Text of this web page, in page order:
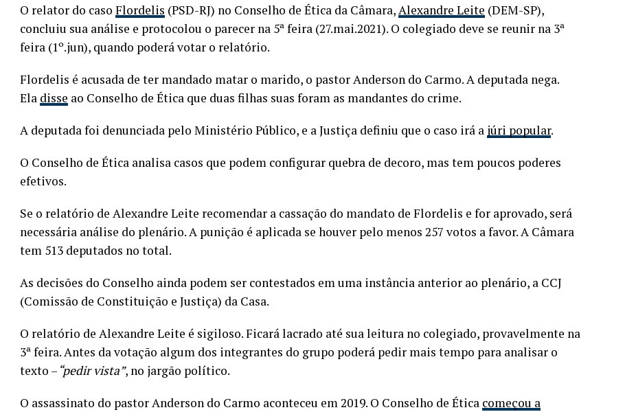
O relator do caso Flordelis (PSD-RJ) no Conselho de Ética da Câmara,Alexandre Leite (DEM-SP),
concluiu sua análise e protocolou o parecer na 5ª feira (27.mai.2021). O colegiado deve se reunir na 3ª
feira (1º.jun), quando poderá votar o relatório.
Flordelis é acusada de ter mandado matar o marido, o pastor Anderson do Carmo. A deputada nega.
Ela disse ao Conselho de Ética que duas filhas suas foram as mandantes do crime.
A deputada foi denunciada pelo Ministério Público, e a Justiça definiu que o caso irá a júri popular.
O Conselho de Ética analisa casos que podem configurar quebra de decoro, mas tem poucos poderes
efetivos.
Se o relatório de Alexandre Leite recomendar a cassação do mandato de Flordelis e for aprovado, será
necessária análise do plenário. A punição é aplicada se houver pelo menos 257 votos a favor. A Câmara
tem 513 deputados no total.
As decisões do Conselho ainda podem ser contestados em uma instância anterior ao plenário, a CCJ
(Comissão de Constituição e Justiça) da Casa.
O relatório de Alexandre Leite é sigiloso. Ficará lacrado até sua leitura no colegiado, provavelmente na
3ª feira. Antes da votação algum dos integrantes do grupo poderá pedir mais tempo para analisar o
texto – “pedir vista”, no jargão político.
O assassinato do pastor Anderson do Carmo aconteceu em 2019. O Conselho de Ética começou a